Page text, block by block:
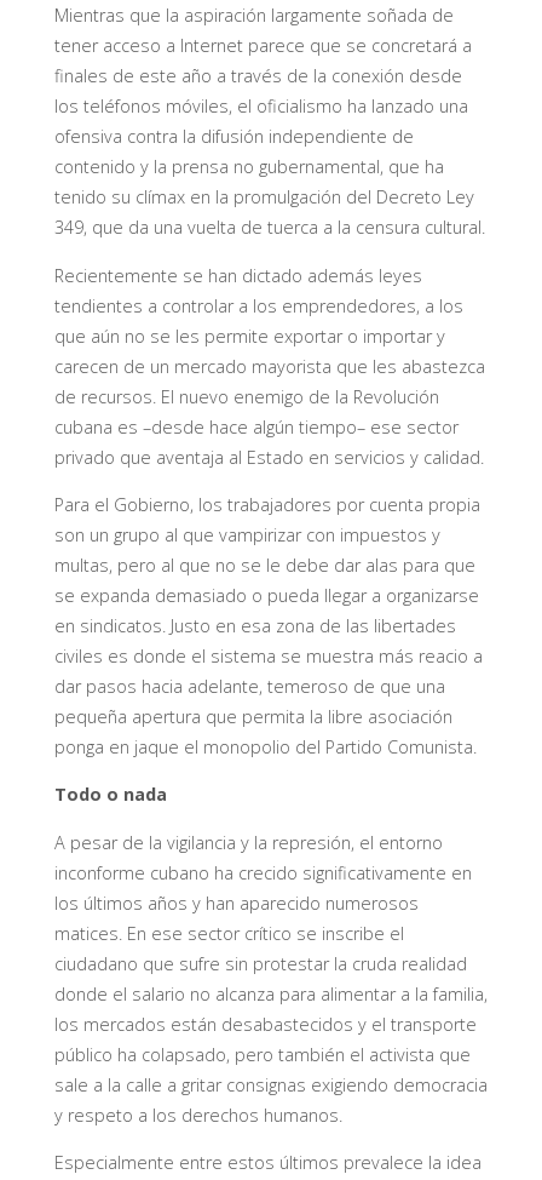
Mientras que la aspiración largamente soñada de
tener acceso a Internet parece que se concretará a
finales de este año a través de la conexión desde
los teléfonos móviles, el oficialismo ha lanzado una
ofensiva contra la difusión independiente de
contenido y la prensa no gubernamental, que ha
tenido su clímax en la promulgación del Decreto Ley
349, que da una vuelta de tuerca a la censura cultural.
Recientemente se han dictado además leyes
tendientes a controlar a los emprendedores, a los
que aún no se les permite exportar o importar y
carecen de un mercado mayorista que les abastezca
de recursos. El nuevo enemigo de la Revolución
cubana es –desde hace algún tiempo– ese sector
privado que aventaja al Estado en servicios y calidad.
Para el Gobierno, los trabajadores por cuenta propia
son un grupo al que vampirizar con impuestos y
multas, pero al que no se le debe dar alas para que
se expanda demasiado o pueda llegar a organizarse
en sindicatos. Justo en esa zona de las libertades
civiles es donde el sistema se muestra más reacio a
dar pasos hacia adelante, temeroso de que una
pequeña apertura que permita la libre asociación
ponga en jaque el monopolio del Partido Comunista.
Todo o nada
A pesar de la vigilancia y la represión, el entorno
inconforme cubano ha crecido significativamente en
los últimos años y han aparecido numerosos
matices. En ese sector crítico se inscribe el
ciudadano que sufre sin protestar la cruda realidad
donde el salario no alcanza para alimentar a la familia,
los mercados están desabastecidos y el transporte
público ha colapsado, pero también el activista que
sale a la calle a gritar consignas exigiendo democracia
y respeto a los derechos humanos.
Especialmente entre estos últimos prevalece la idea